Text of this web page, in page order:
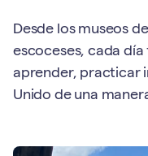
Desde los museos
escoceses, cada
aprender, practicar
Unido de una